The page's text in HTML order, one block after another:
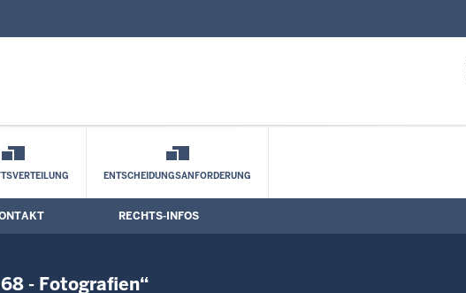
von Horst Kolberg: „Paris Mai 68 -
ENTSCHEIDUNGSANFORDERUNG
RECHTS-INFOS
- Fotografien“